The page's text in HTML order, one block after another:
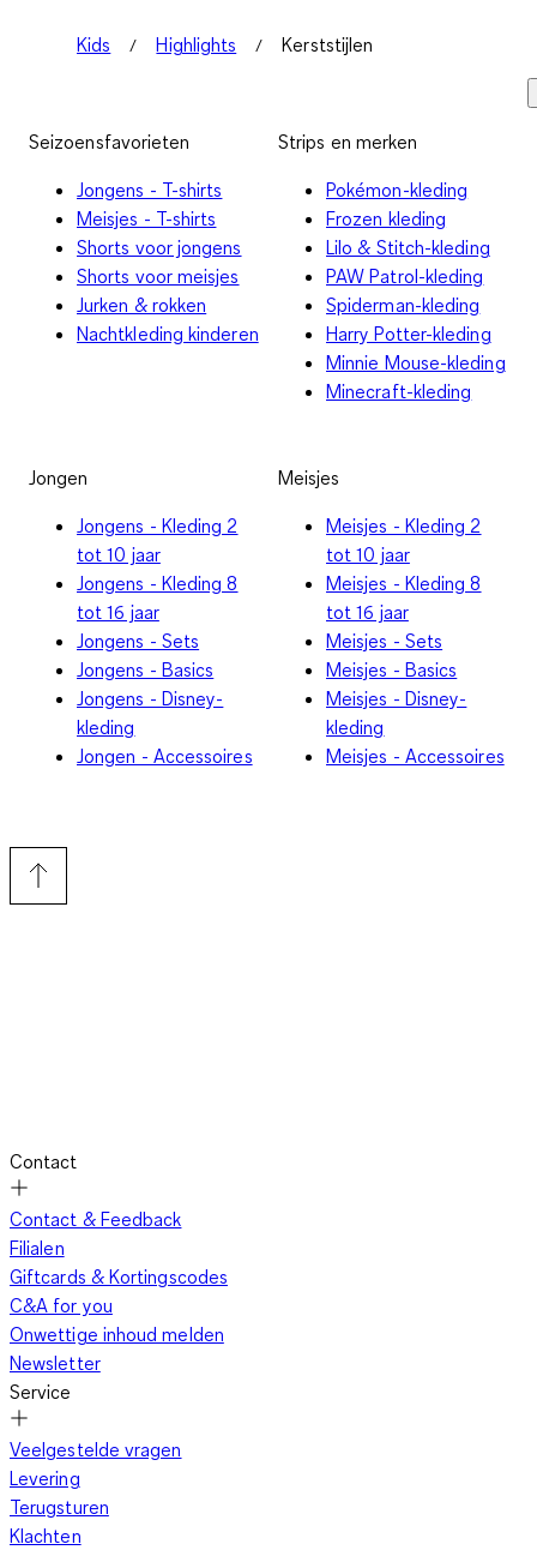
Kids Highlights Kerststijlen
Seizoensfavorieten
Jongens - T-shirts
Meisjes - T-shirts
Shorts voor jongens
Shorts voor meisjes
Jurken & rokken
Nachtkleding kinderen
Strips en merken
Pokémon-kleding
Frozen kleding
Lilo & Stitch-kleding
PAW Patrol-kleding
Spiderman-kleding
Harry Potter-kleding
Minnie Mouse-kleding
Minecraft-kleding
Jongen
Jongens - Kleding 2
tot 10 jaar
Jongens - Kleding 8
tot 16 jaar
Jongens - Sets
Jongens - Basics
Jongens - Disney-
kleding
Jongen - Accessoires
Meisjes
Meisjes - Kleding 2
tot 10 jaar
Meisjes - Kleding 8
tot 16 jaar
Meisjes - Sets
Meisjes - Basics
Meisjes - Disney-
kleding
Meisjes - Accessoires
Contact
Contact & Feedback
Filialen
Giftcards & Kortingscodes
C&A for you
Onwettige inhoud melden
Newsletter
Service
Veelgestelde vragen
Levering
Terugsturen
Klachten